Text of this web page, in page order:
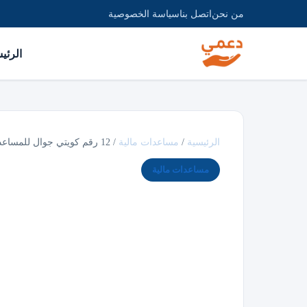
من نحناتصل بناسياسة الخصوصية
الرئيسية / مساعدات مالية / 12 رقم كويتي جوال للمساعدات حينما تفتح القلوب…
مساعدات مالية